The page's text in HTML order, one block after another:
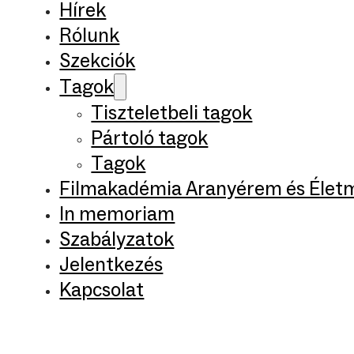
Hírek
Rólunk
Szekciók
Tagok
Tiszteletbeli tagok
Pártoló tagok
Tagok
Filmakadémia Aranyérem és
In memoriam
Szabályzatok
Jelentkezés
Kapcsolat